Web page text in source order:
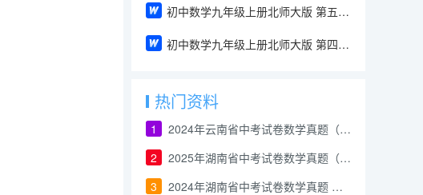
初中数学九年级上册北师大版 第五章5.1.2 平行投影（教案）
初中数学九年级上册北师大版 第四章4.1.2 等比性质（教案）
热门资料
1
2024年云南省中考试卷数学真题（解析版）
2
2025年湖南省中考试卷数学真题（含答案和解析）
3
2024年湖南省中考试卷数学真题 （解析版）